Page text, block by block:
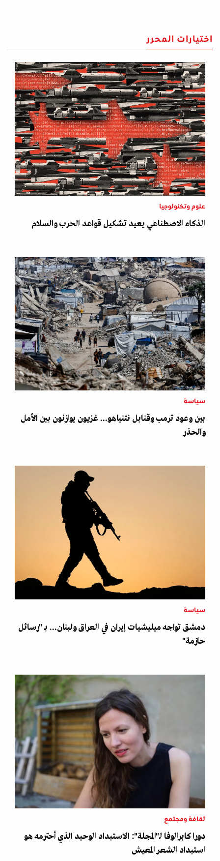
اختيارات المحرر
علوم وتكنولوجيا
الذكاء الاصطناعي يعيد تشكيل قواعد الحرب والسلام
سياسة
بين وعود ترمب وقنابل نتنياهو... غزيون يوازنون بين الأمل
والحذر
سياسة
دمشق تواجه ميليشيات إيران في العراق ولبنان... بـ "رسائل
حازمة"
ثقافة ومجتمع
دورا كابرالوفا لـ"المجلة": الاستبداد الوحيد الذي أحترمه هو
استبداد الشعر المعيش